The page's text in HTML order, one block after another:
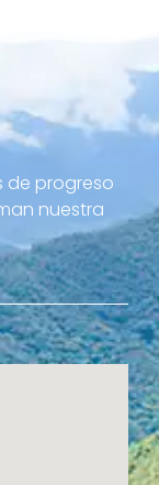
de progreso
nuestra